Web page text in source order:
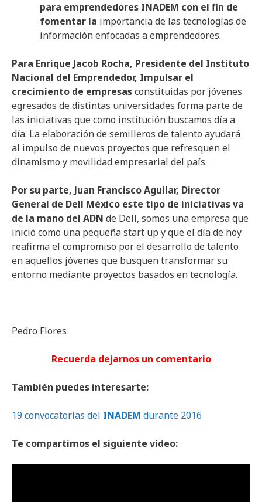
para emprendedores INADEM con el fin de
fomentar la importancia de las tecnologías de
información enfocadas a emprendedores.
Para Enrique Jacob Rocha, Presidente del Instituto
Nacional del Emprendedor, Impulsar el
crecimiento de empresasconstituidas por jóvenes
egresados de distintas universidades forma parte de
las iniciativas que como institución buscamos día a
día. La elaboración de semilleros de talento ayudará
al impulso de nuevos proyectos que refresquen el
dinamismo y movilidad empresarial del país.
Por su parte, Juan Francisco Aguilar, Director
General de Dell México este tipo de iniciativas va
de la mano del ADN de Dell, somos una empresa que
inició como una pequeña start up y que el día de hoy
reafirma el compromiso por el desarrollo de talento
en aquellos jóvenes que busquen transformar su
entorno mediante proyectos basados en tecnología.
Pedro Flores
Recuerda dejarnos un comentario
También puedes interesarte:
19 convocatorias del INADEM durante 2016
Te compartimos el siguiente vídeo: